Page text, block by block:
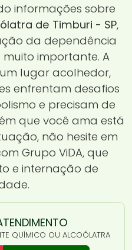
informações sobre
de Timburi - SP,
da dependência
importante. A
lugar acolhedor,
enfrentam desafios
e precisam de
que você ama está
não hesite em
Grupo ViDA, que
e internação de
QUÍMICO OU ALCOÓLATRA